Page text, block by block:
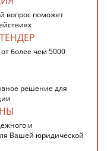
вопрос поможет
более чем 5000
решение для
и
Вашей юридической